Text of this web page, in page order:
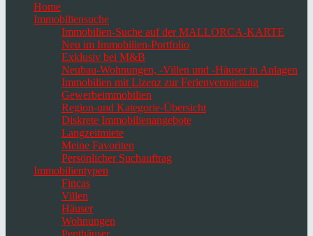
Home
Immobiliensuche
Immobilien-Suche auf der MALLORCA-KARTE
Neu im Immobilien-Portfolio
Exklusiv bei M&B
Neubau-Wohnungen, -Villen und -Häuser in Anlagen
Immobilien mit Lizenz zur Ferienvermietung
Gewerbeimmobilien
Region-und Kategorie-Übersicht
Diskrete Immobilienangebote
Langzeitmiete
Meine Favoriten
Persönlicher Suchauftrag
Immobilientypen
Fincas
Villen
Häuser
Wohnungen
Penthäuser